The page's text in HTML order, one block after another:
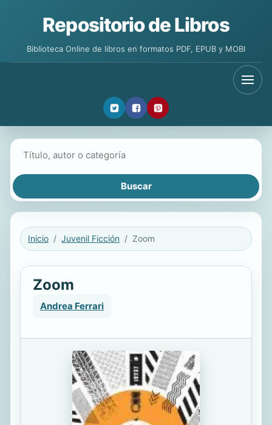
Repositorio de Libros
Biblioteca Online de libros en formatos PDF, EPUB y MOBI
Inicio Juvenil Ficción Zoom
Zoom
Andrea Ferrari